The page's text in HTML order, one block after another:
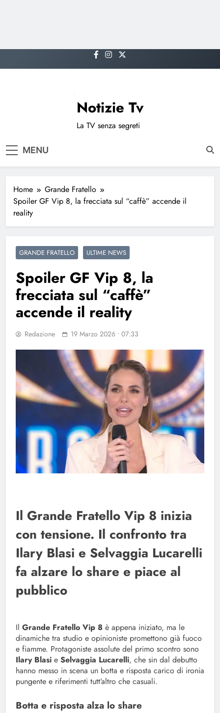
to
Notizie Tv
La TV senza segreti
MENU
Home
Grande Fratello
Spoiler GF Vip 8, la frecciata sul “caffè” accende il
reality
GRANDE FRATELLO ULTIME NEWS
Spoiler GF Vip 8, la
frecciata sul “caffè”
accende il reality
Redazione 19 Marzo 2026 • 07:33
Il Grande Fratello Vip 8 inizia
con tensione. Il confronto tra
Ilary Blasi e Selvaggia Lucarelli
fa alzare lo share e piace al
pubblico
Il Grande Fratello Vip 8 è appena iniziato, ma le
dinamiche tra studio e opinioniste promettono già fuoco
e fiamme. Protagoniste assolute del primo scontro sono
Ilary Blasi e Selvaggia Lucarelli, che sin dal debutto
hanno messo in scena un botta e risposta carico di ironia
pungente e riferimenti tutt’altro che casuali.
Botta e risposta alza lo share